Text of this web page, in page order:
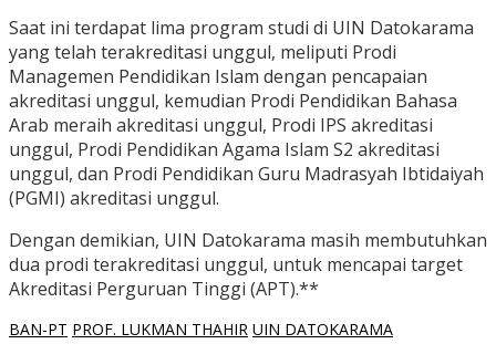
Saat ini terdapat lima program studi di UIN Datokarama
yang telah terakreditasi unggul, meliputi Prodi
Managemen Pendidikan Islam dengan pencapaian
akreditasi unggul, kemudian Prodi Pendidikan Bahasa
Arab meraih akreditasi unggul, Prodi IPS akreditasi
unggul, Prodi Pendidikan Agama Islam S2 akreditasi
unggul, dan Prodi Pendidikan Guru Madrasyah Ibtidaiyah
(PGMI) akreditasi unggul.
Dengan demikian, UIN Datokarama masih membutuhkan
dua prodi terakreditasi unggul, untuk mencapai target
Akreditasi Perguruan Tinggi (APT).**
BAN-PT PROF. LUKMAN THAHIR UIN DATOKARAMA